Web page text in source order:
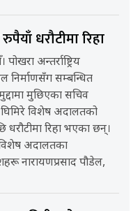
धरौटीमा रिहा
पोखरा अन्तर्राष्ट्रिय
निर्माणसँग सम्बन्धित
मुद्दामा मुछिएका सचिव
विशेष अदालतको
रिहा भएका छन्।
अदालतका
नारायणप्रसाद पौडेल,